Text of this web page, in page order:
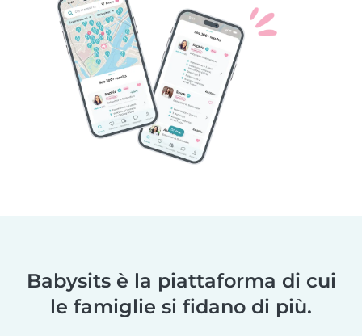
Babysits è la piattaforma di cui
le famiglie si fidano di più.